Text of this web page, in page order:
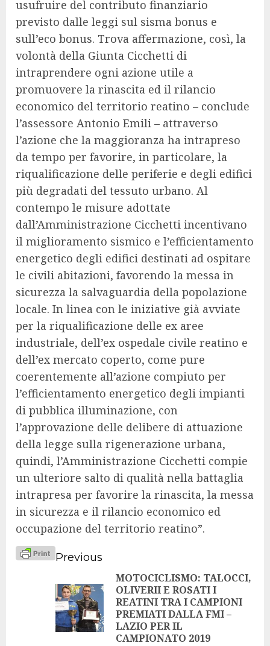
usufruire del contributo finanziario
previsto dalle leggi sul sisma bonus e
sull’eco bonus. Trova affermazione, così, la
volontà della Giunta Cicchetti di
intraprendere ogni azione utile a
promuovere la rinascita ed il rilancio
economico del territorio reatino – conclude
l’assessore Antonio Emili – attraverso
l’azione che la maggioranza ha intrapreso
da tempo per favorire, in particolare, la
riqualificazione delle periferie e degli edifici
più degradati del tessuto urbano. Al
contempo le misure adottate
dall’Amministrazione Cicchetti incentivano
il miglioramento sismico e l’efficientamento
energetico degli edifici destinati ad ospitare
le civili abitazioni, favorendo la messa in
sicurezza la salvaguardia della popolazione
locale. In linea con le iniziative già avviate
per la riqualificazione delle ex aree
industriale, dell’ex ospedale civile reatino e
dell’ex mercato coperto, come pure
coerentemente all’azione compiuto per
l’efficientamento energetico degli impianti
di pubblica illuminazione, con
l’approvazione delle delibere di attuazione
della legge sulla rigenerazione urbana,
quindi, l’Amministrazione Cicchetti compie
un ulteriore salto di qualità nella battaglia
intrapresa per favorire la rinascita, la messa
in sicurezza e il rilancio economico ed
occupazione del territorio reatino”.
Continue
Reading
Previous
MOTOCICLISMO: TALOCCI,
OLIVERII E ROSATI I
REATINI TRA I CAMPIONI
PREMIATI DALLA FMI –
LAZIO PER IL
CAMPIONATO 2019